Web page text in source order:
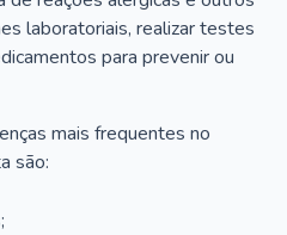
laboratoriais, realizar testes
para prevenir ou
mais frequentes no
são: